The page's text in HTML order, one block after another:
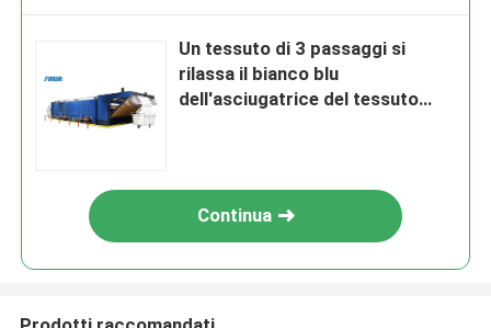
Un tessuto di 3 passaggi si
rilassa il bianco blu
dell'asciugatrice del tessuto
Continua